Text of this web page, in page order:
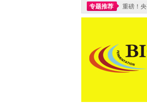
专题推荐
重磅！
不能再单纯地销售产